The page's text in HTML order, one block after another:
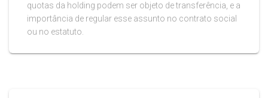
quotas da holding podem ser objeto de transferência, e a
importância de regular esse assunto no contrato social
ou no estatuto.